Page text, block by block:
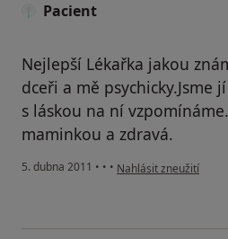
Pacient
Nejlepší Lékařka jakou
dceři a mě psychicky.Jsme
s láskou na ní
maminkou a zdravá.
5. dubna 2011 • • • podle názoru uživatele
Nahlásit zneužití